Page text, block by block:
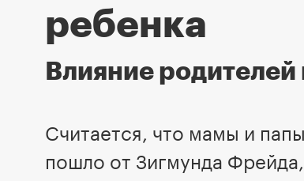
ребенка
Влияние
Считается, что мамы и
пошло от Зигмунда